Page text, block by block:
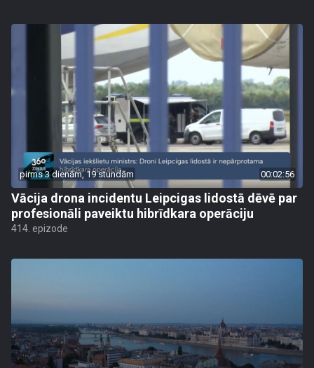
pirms 3 dienām, 19 stundām 00:02:56
Vācija drona incidentu Leipcigas lidostā dēvē par
profesionāli paveiktu hibrīdkara operāciju
414. epizode